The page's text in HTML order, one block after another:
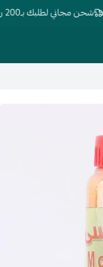
شحن مجاني لطلبك بـ200 ريال أو أكثر !